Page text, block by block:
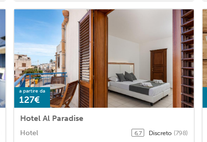
a partire da
127€
Hotel Al Paradise
Hotel 6,7 Discreto (798)